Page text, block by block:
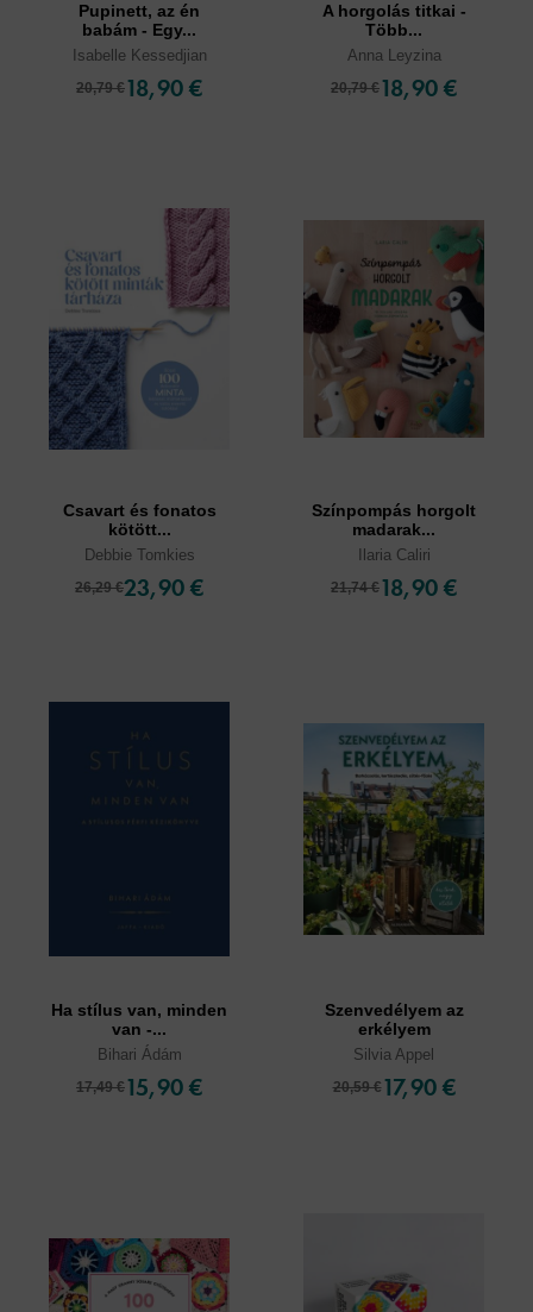
Pupinett, az én
babám - Egy...
Isabelle Kessedjian
20,79 €18,90 €
A horgolás titkai -
Több...
Anna Leyzina
20,79 €18,90 €
Csavart és fonatos
kötött...
Debbie Tomkies
26,29 €23,90 €
Színpompás horgolt
madarak...
Ilaria Caliri
21,74 €18,90 €
Ha stílus van, minden
van -...
Bihari Ádám
17,49 €15,90 €
Szenvedélyem az
erkélyem
Silvia Appel
20,59 € 17,90 €